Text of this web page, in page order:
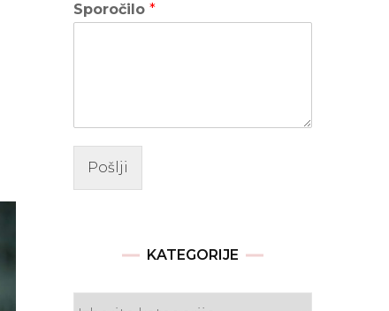
Sporočilo *
Pošlji
KATEGORIJE